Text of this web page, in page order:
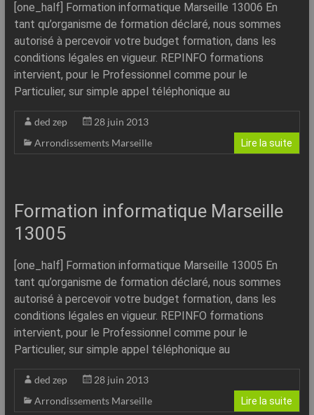
[one_half] Formation informatique Marseille 13006 En
tant qu’organisme de formation déclaré, nous sommes
autorisé à percevoir votre budget formation, dans les
conditions légales en vigueur. REPINFO formations
intervient, pour le Professionnel comme pour le
Particulier, sur simple appel téléphonique au
ded zep
28 juin 2013
Arrondissements Marseille
Lire la suite
Formation informatique Marseille
13005
[one_half] Formation informatique Marseille 13005 En
tant qu’organisme de formation déclaré, nous sommes
autorisé à percevoir votre budget formation, dans les
conditions légales en vigueur. REPINFO formations
intervient, pour le Professionnel comme pour le
Particulier, sur simple appel téléphonique au
ded zep
28 juin 2013
Arrondissements Marseille
Lire la suite